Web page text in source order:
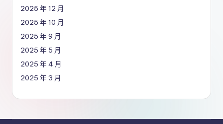
2025 年 12 月
2025 年 10 月
2025 年 9 月
2025 年 5 月
2025 年 4 月
2025 年 3 月